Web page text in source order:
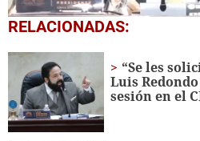
0
seconds
2
minutes,
20
seconds
RELACIONADAS:
“Se les
Luis
sesión en el